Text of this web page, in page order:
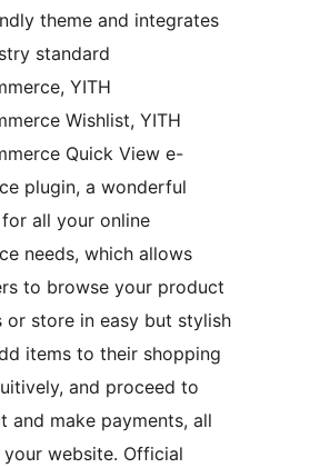
theme and integrates
standard
YITH
Wishlist, YITH
Quick View e-
plugin, a wonderful
all your online
needs, which allows
to browse your product
or store in easy but stylish
items to their shopping
and proceed to
and make payments, all
website. Official